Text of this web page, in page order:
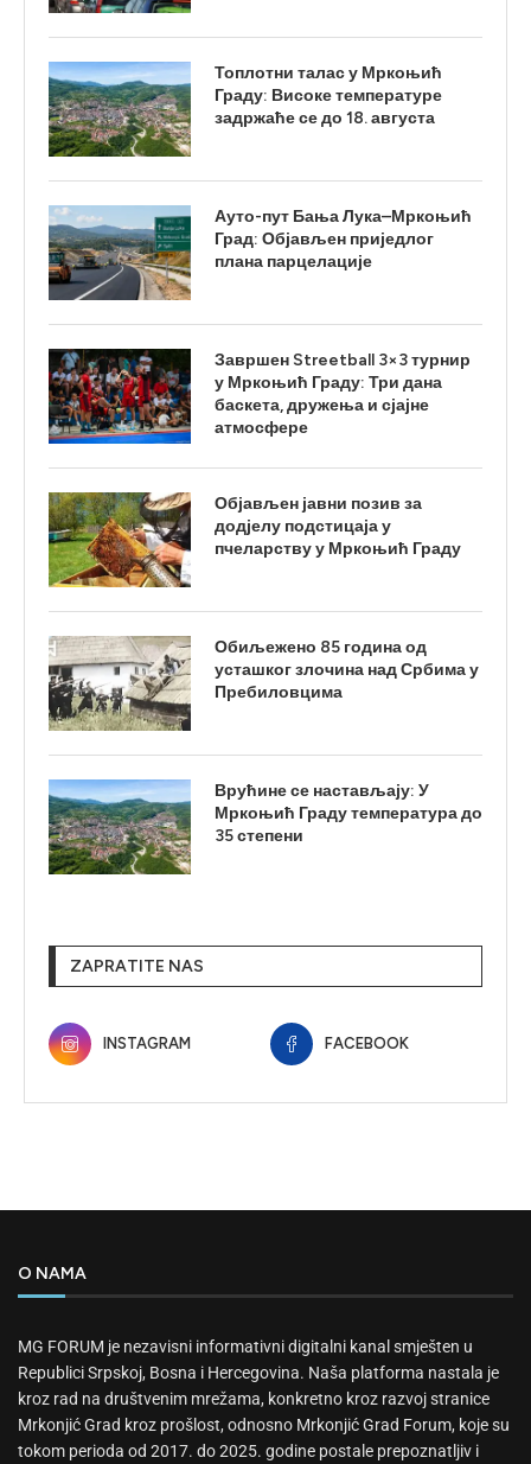
Топлотни талас у Мркоњић
Граду: Високе температуре
задржаће се до 18. августа
Ауто-пут Бања Лука–Мркоњић
Град: Објављен приједлог
плана парцелације
Завршен Streetball 3×3 турнир
у Мркоњић Граду: Три дана
баскета, дружења и сјајне
атмосфере
Објављен јавни позив за
додјелу подстицаја у
пчеларству у Мркоњић Граду
Обиљежено 85 година од
усташког злочина над Србима у
Пребиловцима
Врућине се настављају: У
Мркоњић Граду температура до
35 степени
ZAPRATITE NAS
INSTAGRAM FACEBOOK
O NAMA
MG FORUM je nezavisni informativni digitalni kanal smješten u
Republici Srpskoj, Bosna i Hercegovina. Naša platforma nastala je
kroz rad na društvenim mrežama, konkretno kroz razvoj stranice
Mrkonjić Grad kroz prošlost, odnosno Mrkonjić Grad Forum, koje su
tokom perioda od 2017. do 2025. godine postale prepoznatljiv i